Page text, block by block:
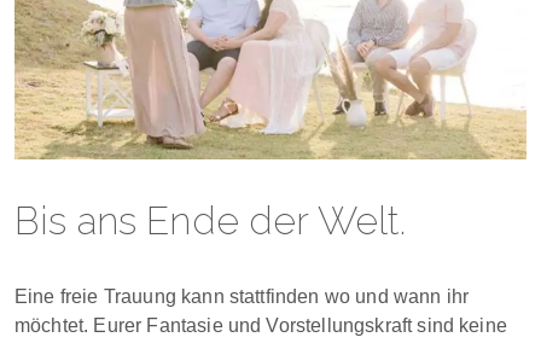
Bis ans Ende der Welt.
Eine freie Trauung kann stattfinden wo und wann ihr
möchtet. Eurer Fantasie und Vorstellungskraft sind keine